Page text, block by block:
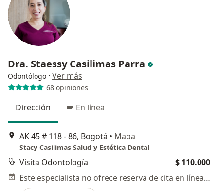
Dra. Staessy Casilimas Parra
Odontólogo · Ver más
68 opiniones
Dirección En línea
AK 45 # 118 - 86, Bogotá • Mapa
Stacy Casilimas Salud y Estética Dental
Visita Odontología
$ 110.000
Este especialista no ofrece reserva de cita en línea en esta dirección.